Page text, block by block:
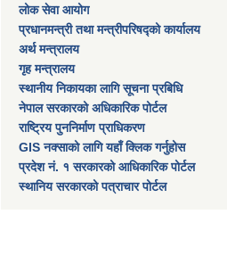
लोक सेवा आयोग
प्रधानमन्त्री तथा मन्त्रीपरिषद्को कार्यालय
अर्थ मन्त्रालय
गृह मन्त्रालय
स्थानीय निकायका लागि सूचना प्रबिधि
नेपाल सरकारको अधिकारिक पोर्टल
राष्ट्रिय पुननिर्माण प्राधिकरण
GIS नक्साको लागि यहाँ क्लिक गर्नुहोस
प्रदेश नं. १ सरकारको आधिकारिक पोर्टल
स्थानिय सरकारको पत्राचार पोर्टल